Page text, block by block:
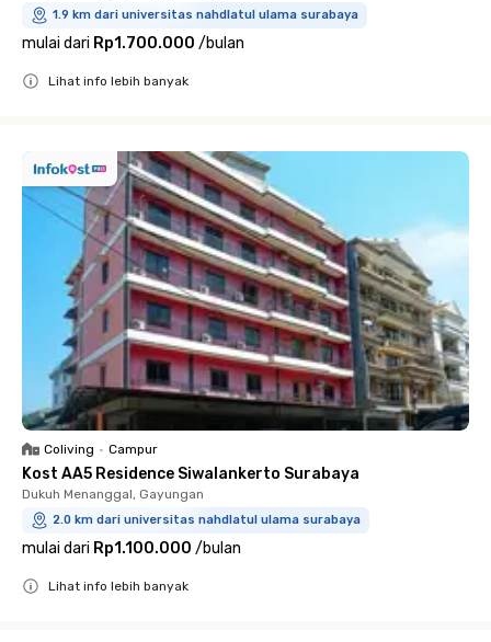
1.9 km dari universitas nahdlatul ulama surabaya
mulai dari Rp1.700.000 /bulan
Lihat info lebih banyak
Coliving • Campur
Kost AA5 Residence Siwalankerto Surabaya
Dukuh Menanggal, Gayungan
2.0 km dari universitas nahdlatul ulama surabaya
mulai dari Rp1.100.000 /bulan
Lihat info lebih banyak